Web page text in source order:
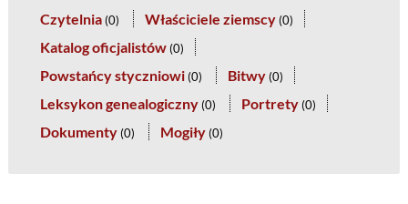
Czytelnia (0) Właściciele ziemscy (0)
Katalog oficjalistów (0)
Powstańcy styczniowi (0) Bitwy (0)
Leksykon genealogiczny (0) Portrety (0)
Dokumenty (0) Mogiły (0)